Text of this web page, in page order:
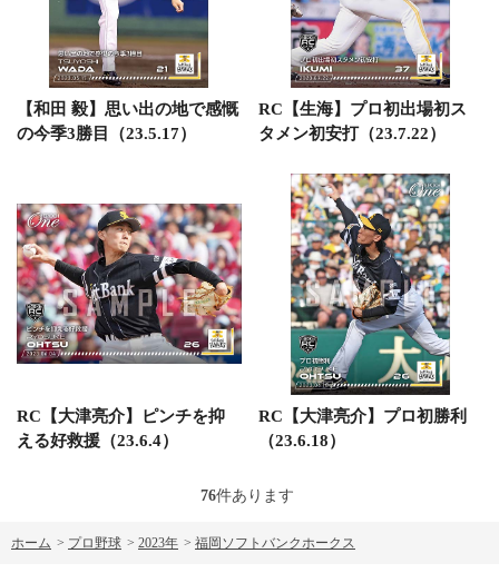
【和田 毅】思い出の地で感慨
の今季3勝目（23.5.17）
RC【生海】プロ初出場初ス
タメン初安打（23.7.22）
RC【大津亮介】ピンチを抑
える好救援（23.6.4）
RC【大津亮介】プロ初勝利
（23.6.18）
76件あります
ホーム > プロ野球 > 2023年 > 福岡ソフトバンクホークス